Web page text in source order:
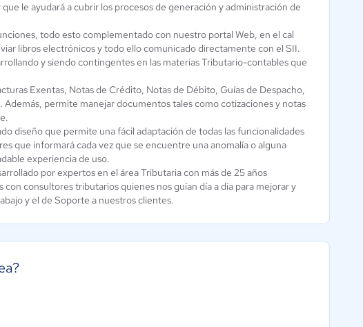
ibSoft PyME
Aún sin
calificación
le ayudará a cubrir los procesos de generación y administración de
todo esto complementado con nuestro portal Web, en el cal
libros electrónicos y todo ello comunicado directamente con el SII.
y siendo contingentes en las materias Tributario-contables que
Exentas, Notas de Crédito, Notas de Débito, Guías de Despacho,
permite manejar documentos tales como cotizaciones y notas
diseño que permite una fácil adaptación de todas las funcionalidades
que informará cada vez que se encuentre una anomalía o alguna
experiencia de uso.
por expertos en el área Tributaria con más de 25 años
consultores tributarios quienes nos guían día a día para mejorar y
y el de Soporte a nuestros clientes.